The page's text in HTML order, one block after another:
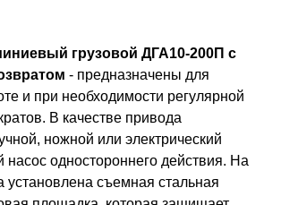
грузовой ДГА10-200П с
- предназначены для
и при необходимости регулярной
В качестве привода
ножной или электрический
насос одностороннего действия. На
установлена съемная стальная